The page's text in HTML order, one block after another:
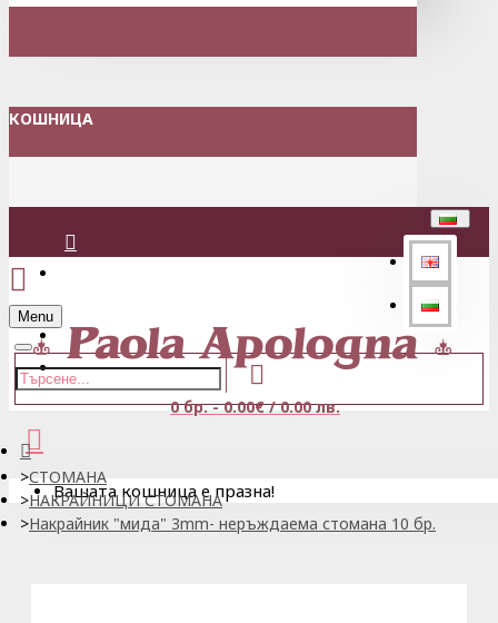
КОШНИЦА
Регистрация
Menu
0 бр. - 0.00€ / 0.00 лв.
Вашата кошница е празна!
СТОМАНА
НАКРАЙНИЦИ СТОМАНА
Накрайник "мида" 3mm- неръждаема стомана 10 бр.